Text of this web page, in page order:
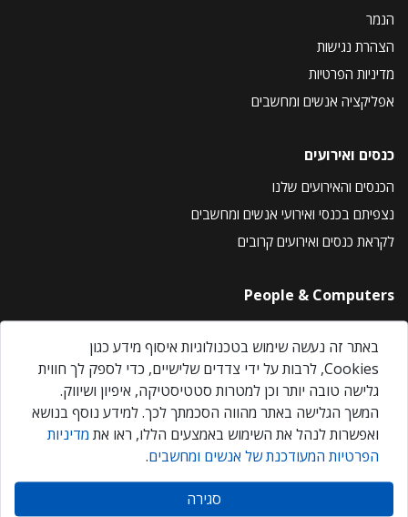
הנמר
הצהרת נגישות
מדיניות הפרטיות
אפליקציה אנשים ומחשבים
כנסים ואירועים
הכנסים והאירועים שלנו
נצפיתם בכנסי ואירועי אנשים ומחשבים
לקראת כנסים ואירועים קרובים
People & Computers
About Us
Privacy Policy
Contact Us
Our Events
אנשים ומחשבים © 2026 – כל הזכויות שמורות
באתר זה נעשה שימוש בטכנולוגיות איסוף מידע כגון
Cookies, לרבות על ידי צדדים שלישיים, כדי לספק לך חווית
גלישה טובה יותר וכן למטרות סטטיסטיקה, איפיון ושיווק.
המשך הגלישה באתר מהווה הסכמתך לכך. למידע נוסף בנושא
ואפשרות לנהל את השימוש באמצעים הללו, ראו את מדיניות
הפרטיות המעודכנת של אנשים ומחשבים.
סגירה